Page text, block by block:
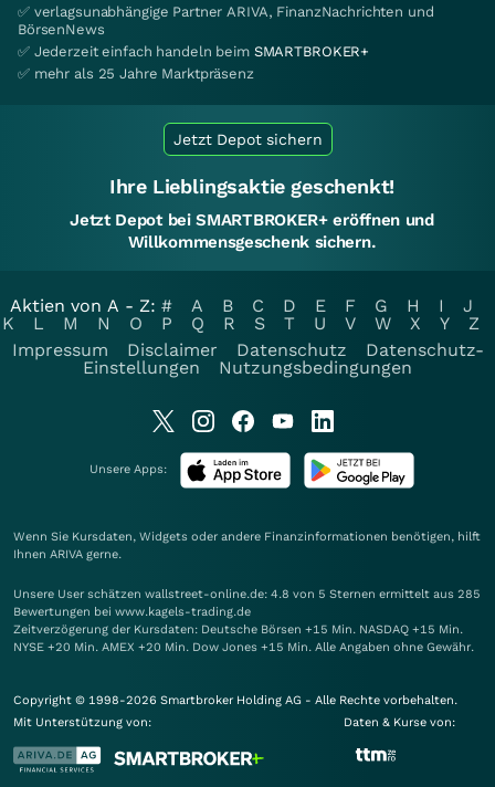
✅ verlagsunabhängige Partner ARIVA, FinanzNachrichten und
BörsenNews
✅ Jederzeit einfach handeln beim SMARTBROKER+
✅ mehr als 25 Jahre Marktpräsenz
Jetzt Depot sichern
Ihre Lieblingsaktie geschenkt!
Jetzt Depot bei SMARTBROKER+ eröffnen und
Willkommensgeschenk sichern.
Aktien von A - Z: # A B C D E F G H I
J
K
L M N O P Q R S T U V W X Y
Z
Impressum
Disclaimer Datenschutz
Datenschutz-
Einstellungen
Nutzungsbedingungen
Unsere Apps:
Wenn Sie Kursdaten, Widgets oder andere Finanzinformationen benötigen, hilft
Ihnen ARIVA gerne.
Unsere User schätzen wallstreet-online.de: 4.8 von 5 Sternen ermittelt aus 285
Bewertungen bei www.kagels-trading.de
Zeitverzögerung der Kursdaten: Deutsche Börsen +15 Min. NASDAQ +15 Min.
NYSE +20 Min. AMEX +20 Min. Dow Jones +15 Min. Alle Angaben ohne Gewähr.
Copyright © 1998-2026 Smartbroker Holding AG - Alle Rechte vorbehalten.
Mit Unterstützung von:
Daten & Kurse von: